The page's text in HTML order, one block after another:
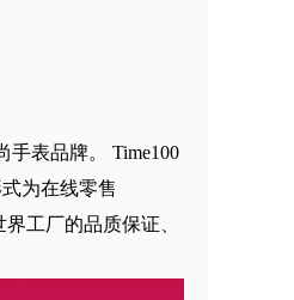
手表品牌。 Time100
为在线零售
工厂的品质保证、